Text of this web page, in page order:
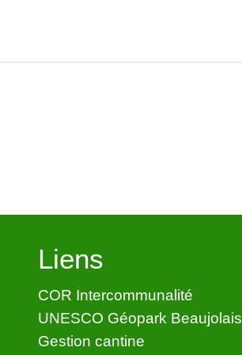
Liens
COR Intercommunalité
UNESCO Géopark Beaujolais
Gestion cantine